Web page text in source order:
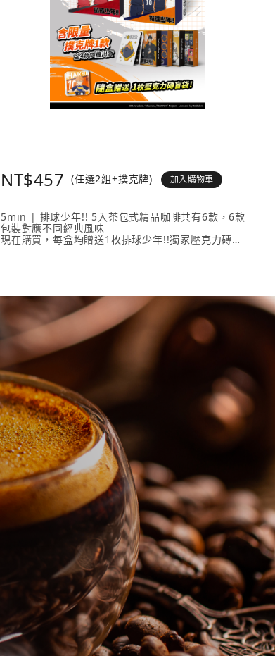
NT$457 (任選2組+撲克牌) 加入購物車
5min | 排球少年!! 5入茶包式精品咖啡共有6款，6款
包裝對應不同經典風味
現在購買，每盒均贈送1枚排球少年!!獨家壓克力磚
不同鬼牌設計。
內容入包含：
5min | 排球少年!! 5入茶包式精品咖啡任選2款、《排
球少年!!撲克牌》共有4款隨機出貨。
＊ 撲克牌共有4款，隨機出貨恕無法指定。